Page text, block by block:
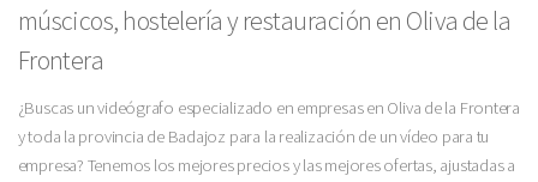
múscicos, hostelería y restauración en Oliva de la
Frontera
¿Buscas un videógrafo especializado en empresas en Oliva de la Frontera
y toda la provincia de Badajoz para la realización de un vídeo para tu
empresa? Tenemos los mejores precios y las mejores ofertas, ajustadas a